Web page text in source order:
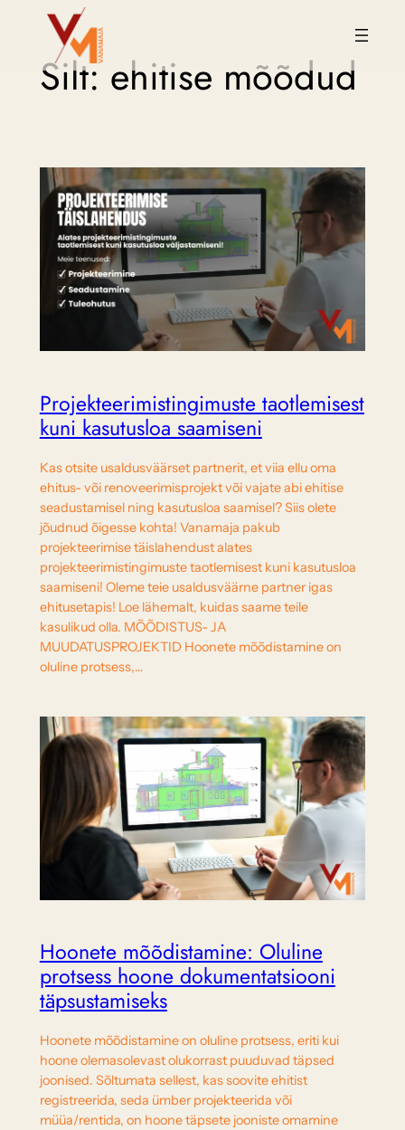
juurdeSilt:ehitise mõõdud
Projekteerimistingimuste taotlemisest
kuni kasutusloa saamiseni
Kas otsite usaldusväärset partnerit, et viia ellu oma
ehitus- või renoveerimisprojekt või vajate abi ehitise
seadustamisel ning kasutusloa saamisel? Siis olete
jõudnud õigesse kohta! Vanamaja pakub
projekteerimise täislahendust alates
projekteerimistingimuste taotlemisest kuni kasutusloa
saamiseni! Oleme teie usaldusväärne partner igas
ehitusetapis! Loe lähemalt, kuidas saame teile
kasulikud olla. MÕÕDISTUS- JA
MUUDATUSPROJEKTID Hoonete mõõdistamine on
oluline protsess,…
Hoonete mõõdistamine: Oluline
protsess hoone dokumentatsiooni
täpsustamiseks
Hoonete mõõdistamine on oluline protsess, eriti kui
hoone olemasolevast olukorrast puuduvad täpsed
joonised. Sõltumata sellest, kas soovite ehitist
registreerida, seda ümber projekteerida või
müüa/rentida, on hoone täpsete jooniste omamine